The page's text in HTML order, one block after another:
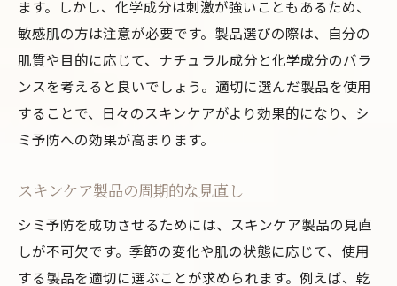
ます。しかし、化学成分は刺激が強いこともあるため、
敏感肌の方は注意が必要です。製品選びの際は、自分の
肌質や目的に応じて、ナチュラル成分と化学成分のバラ
ンスを考えると良いでしょう。適切に選んだ製品を使用
することで、日々のスキンケアがより効果的になり、シ
ミ予防への効果が高まります。
スキンケア製品の周期的な見直し
シミ予防を成功させるためには、スキンケア製品の見直
しが不可欠です。季節の変化や肌の状態に応じて、使用
する製品を適切に選ぶことが求められます。例えば、乾